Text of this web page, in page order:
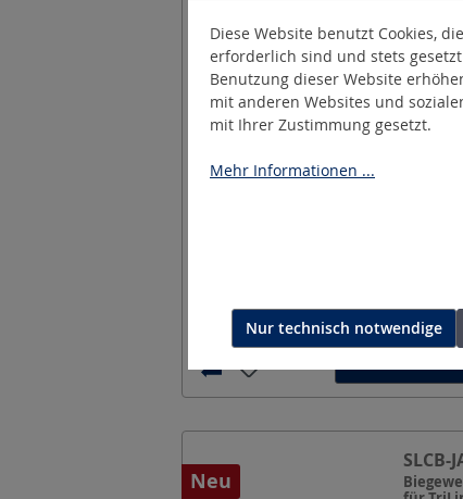
Akku-
Typ:
Neu
SLCB-
Diese Website benutzt Cookies,
erforderlich sind und stets
Benutzung dieser Website
mit anderen Websites und
mit Ihrer Zustimmung gesetzt.
Mehr Informationen ...
Nur technisch notwendige